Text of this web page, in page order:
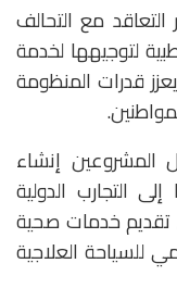
مع التحالف
لتوجيهها لخدمة
قدرات المنظومة
إنشاء
التجارب الدولية
تقديم خدمات صحية
للسياحة العلاجية